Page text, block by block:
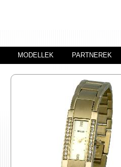
MODELLEK PARTNEREK